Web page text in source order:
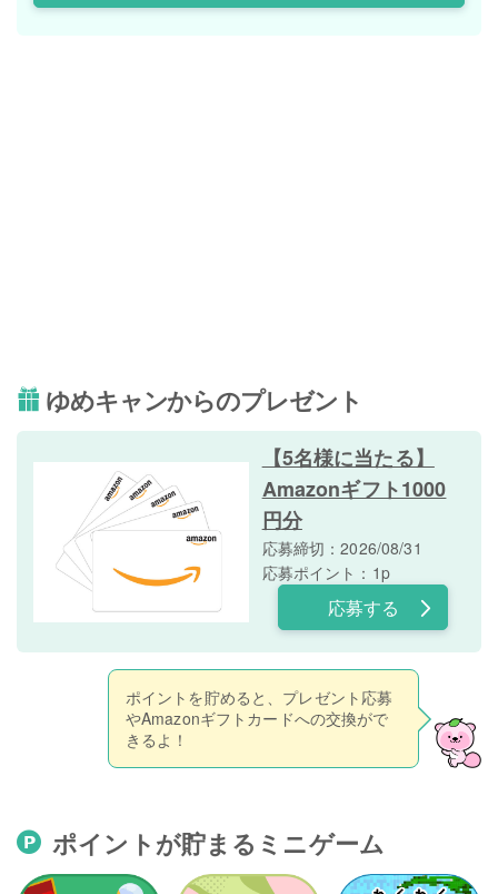
ゆめキャンからのプレゼント
【5名様に当たる】
Amazonギフト1000
円分
応募締切：2026/08/31
応募ポイント：1p
応募する
ポイントを貯めると、プレゼント応募
やAmazonギフトカードへの交換がで
きるよ！
ポイントが貯まるミニゲーム